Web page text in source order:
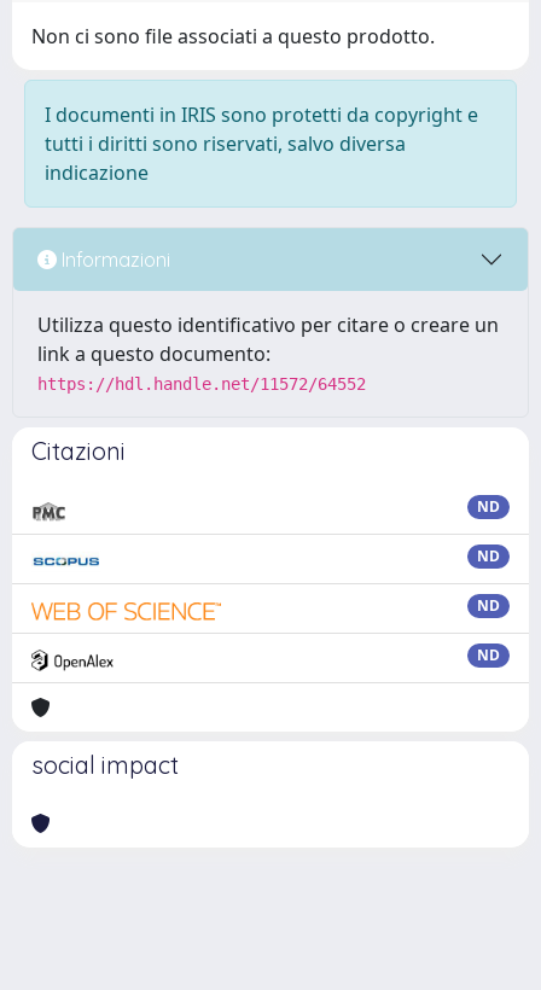
Non ci sono file associati a questo prodotto.
I documenti in IRIS sono protetti da copyright e
tutti i diritti sono riservati, salvo diversa
indicazione
Informazioni
Utilizza questo identificativo per citare o creare un
link a questo documento:
https://hdl.handle.net/11572/64552
Citazioni
ND
ND
ND
ND
social impact